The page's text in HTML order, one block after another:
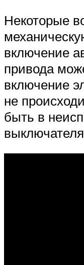
Некоторые
включение
привода
включение
не
быть в